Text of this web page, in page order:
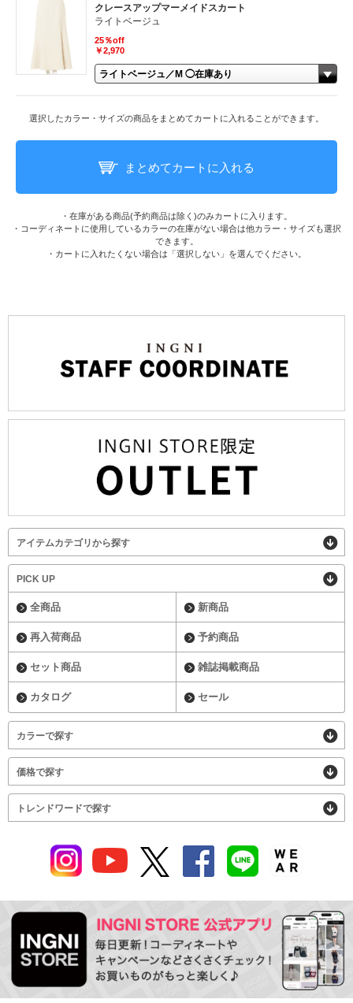
クレースアップマーメイドスカート
ライトベージュ
25％off
￥2,970
選択したカラー・サイズの商品をまとめてカートに入れることができます。
まとめてカートに入れる
・在庫がある商品(予約商品は除く)のみカートに入ります。
・コーディネートに使用しているカラーの在庫がない場合は他カラー・サイズも選択
できます。
・カートに入れたくない場合は「選択しない」を選んでください。
アイテムカテゴリから探す
PICK UP
全商品 新商品
再入荷商品 予約商品
セット商品 雑誌掲載商品
カタログ セール
カラーで探す
価格で探す
トレンドワードで探す